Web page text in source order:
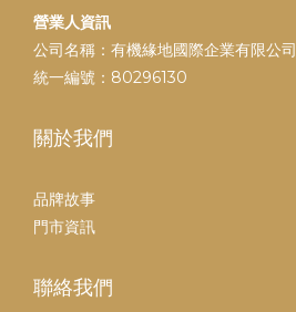
營業人資訊
公司名稱：有機緣地國際企業有限公司
統一編號：80296130
關於我們
品牌故事
門市資訊
聯絡我們